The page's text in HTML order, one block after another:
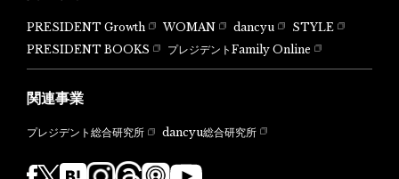
PRESIDENT Growth WOMAN dancyu
STYLE
PRESIDENT BOOKS
プレジデントFamily Online
関連事業
プレジデント総合研究所 dancyu総合研究所